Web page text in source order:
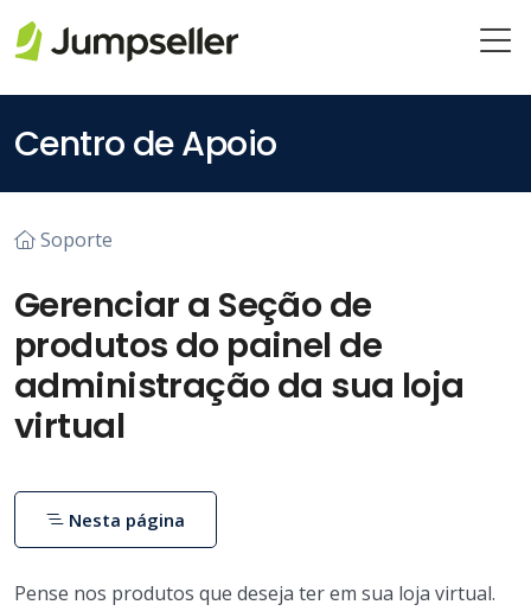
Centro de Apoio
Soporte
Gerenciar a Seção de
produtos do painel de
administração da sua loja
virtual
Pense nos produtos que deseja ter em sua loja virtual.
Nesta página